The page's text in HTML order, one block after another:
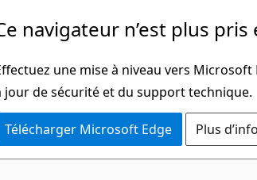
navigateur n’est plus pris
une mise à niveau vers
jour de sécurité et du support technique.
Télécharger Microsoft Edge Plus